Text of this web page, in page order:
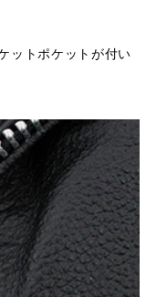
ットポケットが付い